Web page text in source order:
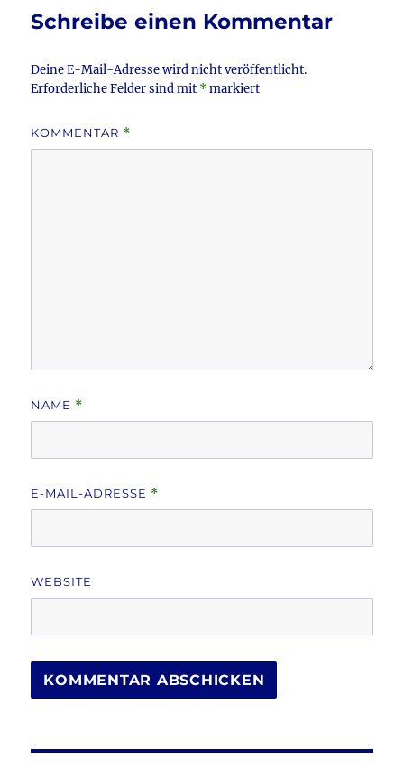
o
o
k
Schreibe einen Kommentar
Deine E-Mail-Adresse wird nicht veröffentlicht.
Erforderliche Felder sind mit *markiert
KOMMENTAR *
NAME *
E-MAIL-ADRESSE *
WEBSITE